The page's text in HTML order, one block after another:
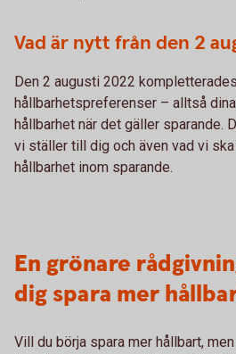
Vad är nytt från den 2
Den 2 augusti 2022
hållbarhetspreferenser – alltså
hållbarhet när det gäller sparande.
vi ställer till dig och även vad vi
hållbarhet inom sparande.
En grönare
dig spara mer
Vill du börja spara mer hållbart,